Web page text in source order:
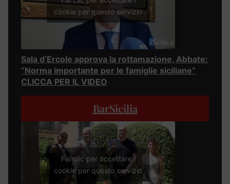
cookie per questo servizio
Sala d’Ercole approva la rottamazione, Abbate:
“Norma importante per le famiglie siciliane”
CLICCA PER IL VIDEO
BarSicilia
Fai clic per accettare i
cookie per questo servizio